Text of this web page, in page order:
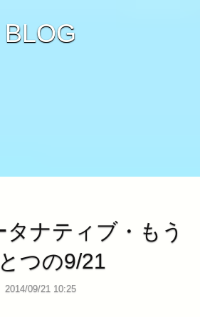
Contact
BLOG
タナティブ・もう
つの9/21
2014/09/21 10:25